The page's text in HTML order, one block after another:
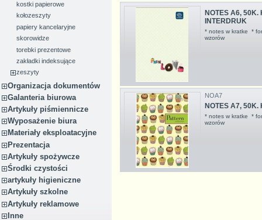
kostki papierowe
kołozeszyty
papiery kancelaryjne
skorowidze
torebki prezentowe
zakładki indeksujące
zeszyty
Organizacja dokumentów
Galanteria biurowa
Artykuły piśmiennicze
Wyposażenie biura
Materiały eksploatacyjne
Prezentacja
Artykuły spożywcze
Środki czystości
artykuły higieniczne
Artykuły szkolne
Artykuły reklamowe
Inne
NOTES A6, 50K.
INTERDRUK
* notes w kratke *
wzorów
NOA7
NOTES A7, 50K.
* notes w kratke *
wzorów